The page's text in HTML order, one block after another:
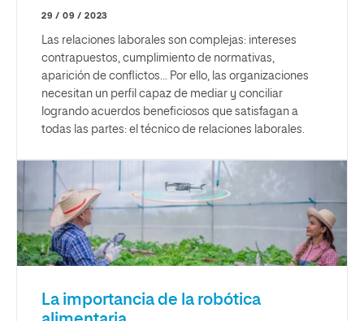
29 / 09 / 2023
Las relaciones laborales son complejas: intereses
contrapuestos, cumplimiento de normativas,
aparición de conflictos... Por ello, las organizaciones
necesitan un perfil capaz de mediar y conciliar
logrando acuerdos beneficiosos que satisfagan a
todas las partes: el técnico de relaciones laborales.
La importancia de la robótica